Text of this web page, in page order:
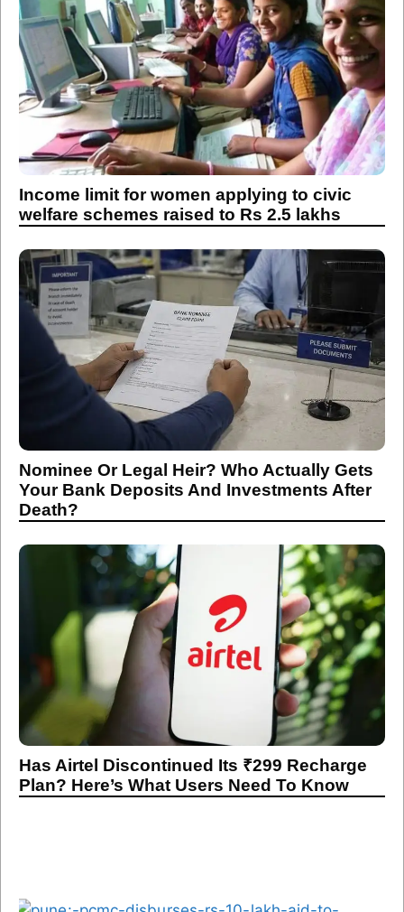
Income limit for women applying to civic
welfare schemes raised to Rs 2.5 lakhs
Nominee Or Legal Heir? Who Actually Gets
Your Bank Deposits And Investments After
Death?
Has Airtel Discontinued Its ₹299 Recharge
Plan? Here’s What Users Need To Know